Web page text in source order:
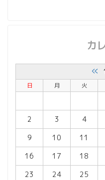
カ
«
日 月 火
2
3 4
9
10 11
16
17 18
23
24 25